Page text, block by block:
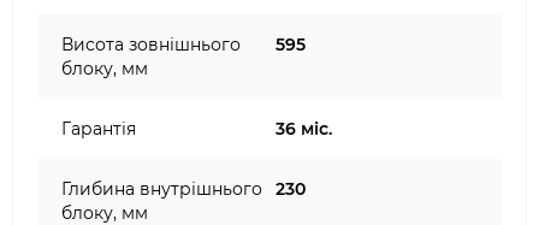
Висота зовнішнього
блоку, мм
595
Гарантія 36 міс.
Глибина внутрішнього
блоку, мм
230